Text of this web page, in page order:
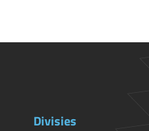
Divisies